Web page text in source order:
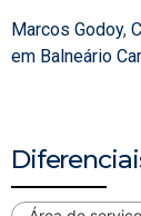
Marcos Godoy,
em Balneário